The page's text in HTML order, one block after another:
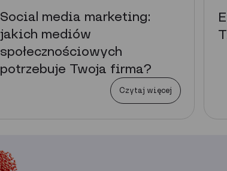
Social media marketing:
jakich mediów
społecznościowych
potrzebuje Twoja firma?
Czytaj więcej